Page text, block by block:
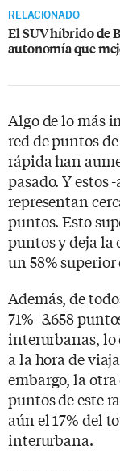
RELACIONADO
El SUV híbrido de
autonomía que
Algo de lo más
red de puntos
rápida han
pasado. Y estos
representan
puntos. Esto
puntos y deja la
un 58% superior
Además, de
71% -3.658
interurbanas, lo
a la hora de
embargo, la otra
puntos de este
aún el 17% del
interurbana.